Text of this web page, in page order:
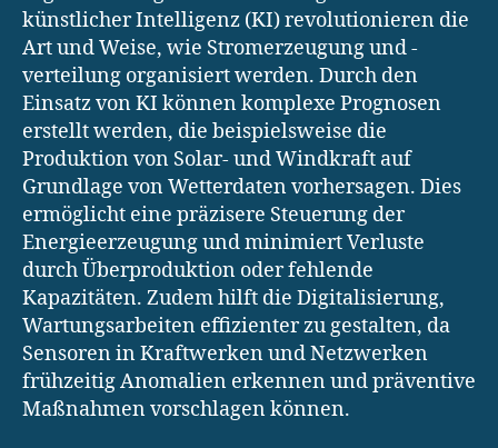
künstlicher Intelligenz (KI) revolutionieren die
Art und Weise, wie Stromerzeugung und -
verteilung organisiert werden. Durch den
Einsatz von KI können komplexe Prognosen
erstellt werden, die beispielsweise die
Produktion von Solar- und Windkraft auf
Grundlage von Wetterdaten vorhersagen. Dies
ermöglicht eine präzisere Steuerung der
Energieerzeugung und minimiert Verluste
durch Überproduktion oder fehlende
Kapazitäten. Zudem hilft die Digitalisierung,
Wartungsarbeiten effizienter zu gestalten, da
Sensoren in Kraftwerken und Netzwerken
frühzeitig Anomalien erkennen und präventive
Maßnahmen vorschlagen können.